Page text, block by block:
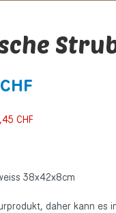
CHF
38x42x8cm
daher kann es